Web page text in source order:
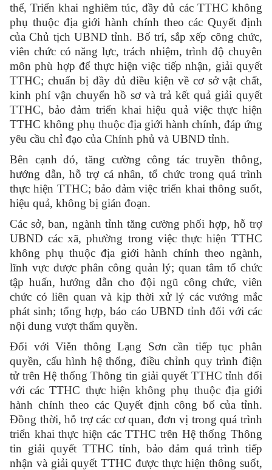
thể, Triển khai nghiêm túc, đầy đủ các TTHC không
phụ thuộc địa giới hành chính theo các Quyết định
của Chủ tịch UBND tỉnh. Bố trí, sắp xếp công chức,
viên chức có năng lực, trách nhiệm, trình độ chuyên
môn phù hợp để thực hiện việc tiếp nhận, giải quyết
TTHC; chuẩn bị đầy đủ điều kiện về cơ sở vật chất,
kinh phí vận chuyển hồ sơ và trả kết quả giải quyết
TTHC, bảo đảm triển khai hiệu quả việc thực hiện
TTHC không phụ thuộc địa giới hành chính, đáp ứng
yêu cầu chỉ đạo của Chính phủ và UBND tỉnh.
Bên cạnh đó, tăng cường công tác truyền thông,
hướng dẫn, hỗ trợ cá nhân, tổ chức trong quá trình
thực hiện TTHC; bảo đảm việc triển khai thông suốt,
hiệu quả, không bị gián đoạn.
Các sở, ban, ngành tỉnh tăng cường phối hợp, hỗ trợ
UBND các xã, phường trong việc thực hiện TTHC
không phụ thuộc địa giới hành chính theo ngành,
lĩnh vực được phân công quản lý; quan tâm tổ chức
tập huấn, hướng dẫn cho đội ngũ công chức, viên
chức có liên quan và kịp thời xử lý các vướng mắc
phát sinh; tổng hợp, báo cáo UBND tỉnh đối với các
nội dung vượt thẩm quyền.
Đối với Viễn thông Lạng Sơn cần tiếp tục phân
quyền, cấu hình hệ thống, điều chỉnh quy trình điện
tử trên Hệ thống Thông tin giải quyết TTHC tỉnh đối
với các TTHC thực hiện không phụ thuộc địa giới
hành chính theo các Quyết định công bố của tỉnh.
Đồng thời, hỗ trợ các cơ quan, đơn vị trong quá trình
triển khai thực hiện các TTHC trên Hệ thống Thông
tin giải quyết TTHC tỉnh, bảo đảm quá trình tiếp
nhận và giải quyết TTHC được thực hiện thông suốt,